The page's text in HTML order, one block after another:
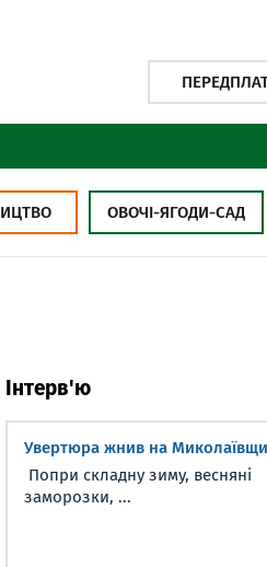
ОВОЧІ-ЯГОДИ-САД
Інтерв'ю
Увертюра жнив на
Попри складну зиму, весняні
заморозки, ...